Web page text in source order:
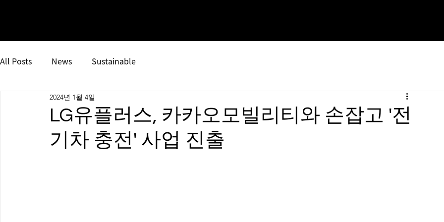
All Posts News Sustainable
LG유플러스, 카카오모빌리티와 손잡고 '전
기차 충전' 사업 진출
2024년 1월 4일